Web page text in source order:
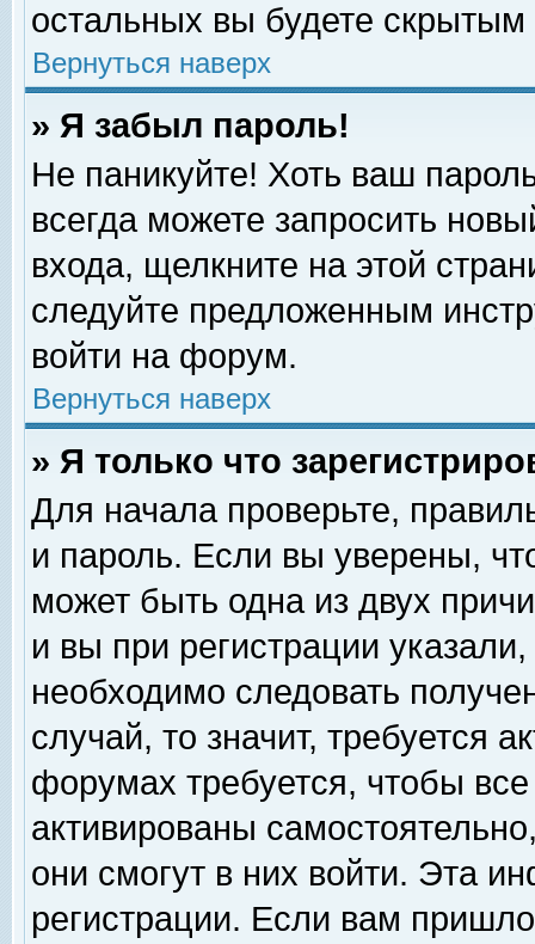
остальных вы будете скрытым
Вернуться наверх
» Я забыл пароль!
Не паникуйте! Хоть ваш
всегда можете запросить
входа, щелкните на этой
следуйте предложенным
войти на форум.
Вернуться наверх
» Я только что
Для начала проверьте,
и пароль. Если вы уверены,
может быть одна из двух
и вы при регистрации
необходимо следовать
случай, то значит, требуется
форумах требуется, чтобы
активированы
они смогут в них войти. Эта
регистрации. Если вам